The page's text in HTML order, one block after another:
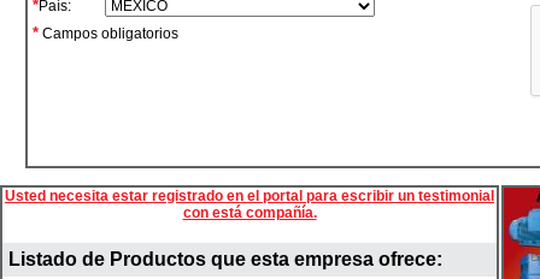
*País:
*Campos obligatorios
Usted necesita estar registrado en el portal para escribir un testimonial
con está compañía.
Listado de Productos que esta empresa ofrece: